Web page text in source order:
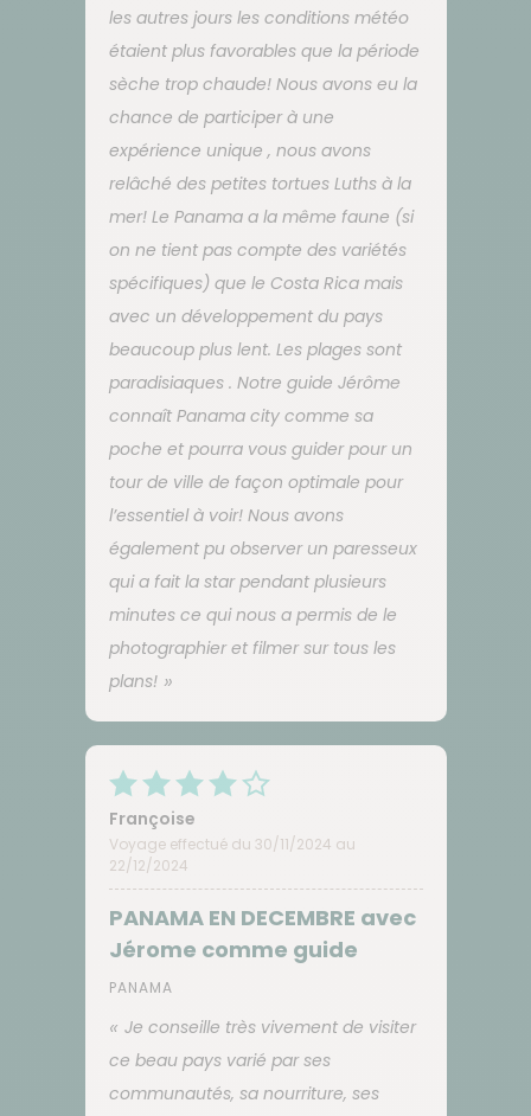
les autres jours les conditions météo
étaient plus favorables que la période
sèche trop chaude! Nous avons eu la
chance de participer à une
expérience unique , nous avons
relâché des petites tortues Luths à la
mer! Le Panama a la même faune (si
on ne tient pas compte des variétés
spécifiques) que le Costa Rica mais
avec un développement du pays
beaucoup plus lent. Les plages sont
paradisiaques . Notre guide Jérôme
connaît Panama city comme sa
poche et pourra vous guider pour un
tour de ville de façon optimale pour
l’essentiel à voir! Nous avons
également pu observer un paresseux
qui a fait la star pendant plusieurs
minutes ce qui nous a permis de le
photographier et filmer sur tous les
plans!
Françoise
Voyage effectué du 30/11/2024 au
22/12/2024
PANAMA EN DECEMBRE avec
Jérome comme guide
PANAMA
Je conseille très vivement de visiter
ce beau pays varié par ses
communautés, sa nourriture, ses